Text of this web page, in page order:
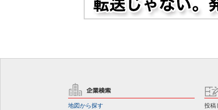
地図から探す
投稿